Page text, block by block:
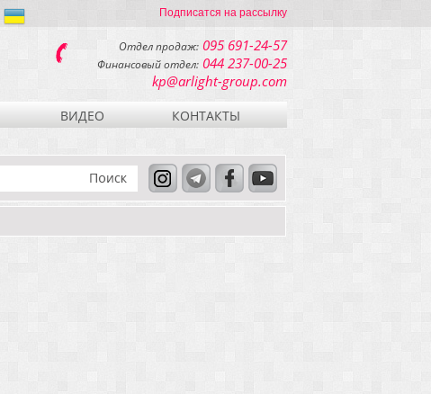
Подписатся на рассылку
Отдел продаж: 095 691-24-57
Финансовый отдел: 044 237-00-25
kp@arlight-group.com
ВИДЕО КОНТАКТЫ